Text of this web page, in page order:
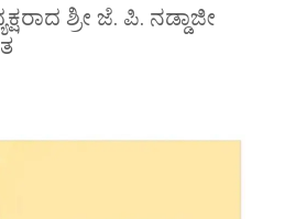
ಶ್ರೀ ಜೆ. ಪಿ. ನಡ್ಡಾಜೀ